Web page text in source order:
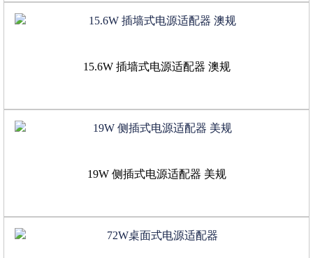
15.6W 插墙式电源适配器 澳规
19W 侧插式电源适配器 美规